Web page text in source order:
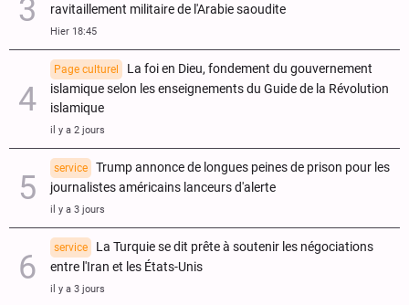
ravitaillement militaire de l'Arabie saoudite
Hier 18:45
Page culturel
La foi en Dieu, fondement du gouvernement
islamique selon les enseignements du Guide de la Révolution
islamique
il y a 2 jours
service
Trump annonce de longues peines de prison pour les
journalistes américains lanceurs d'alerte
il y a 3 jours
service
La Turquie se dit prête à soutenir les négociations
entre l'Iran et les États-Unis
il y a 3 jours